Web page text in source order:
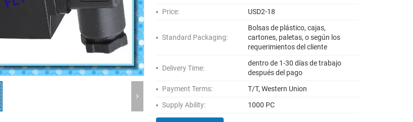
Price:
USD2-18
Standard Packaging:
Bolsas de plástico, cajas,
cartones, paletas, o según los
requerimientos del cliente
Delivery Time:
dentro de 1-30 días de trabajo
después del pago
Payment Terms:
T/T, Western Union
Supply Ability:
1000 PC